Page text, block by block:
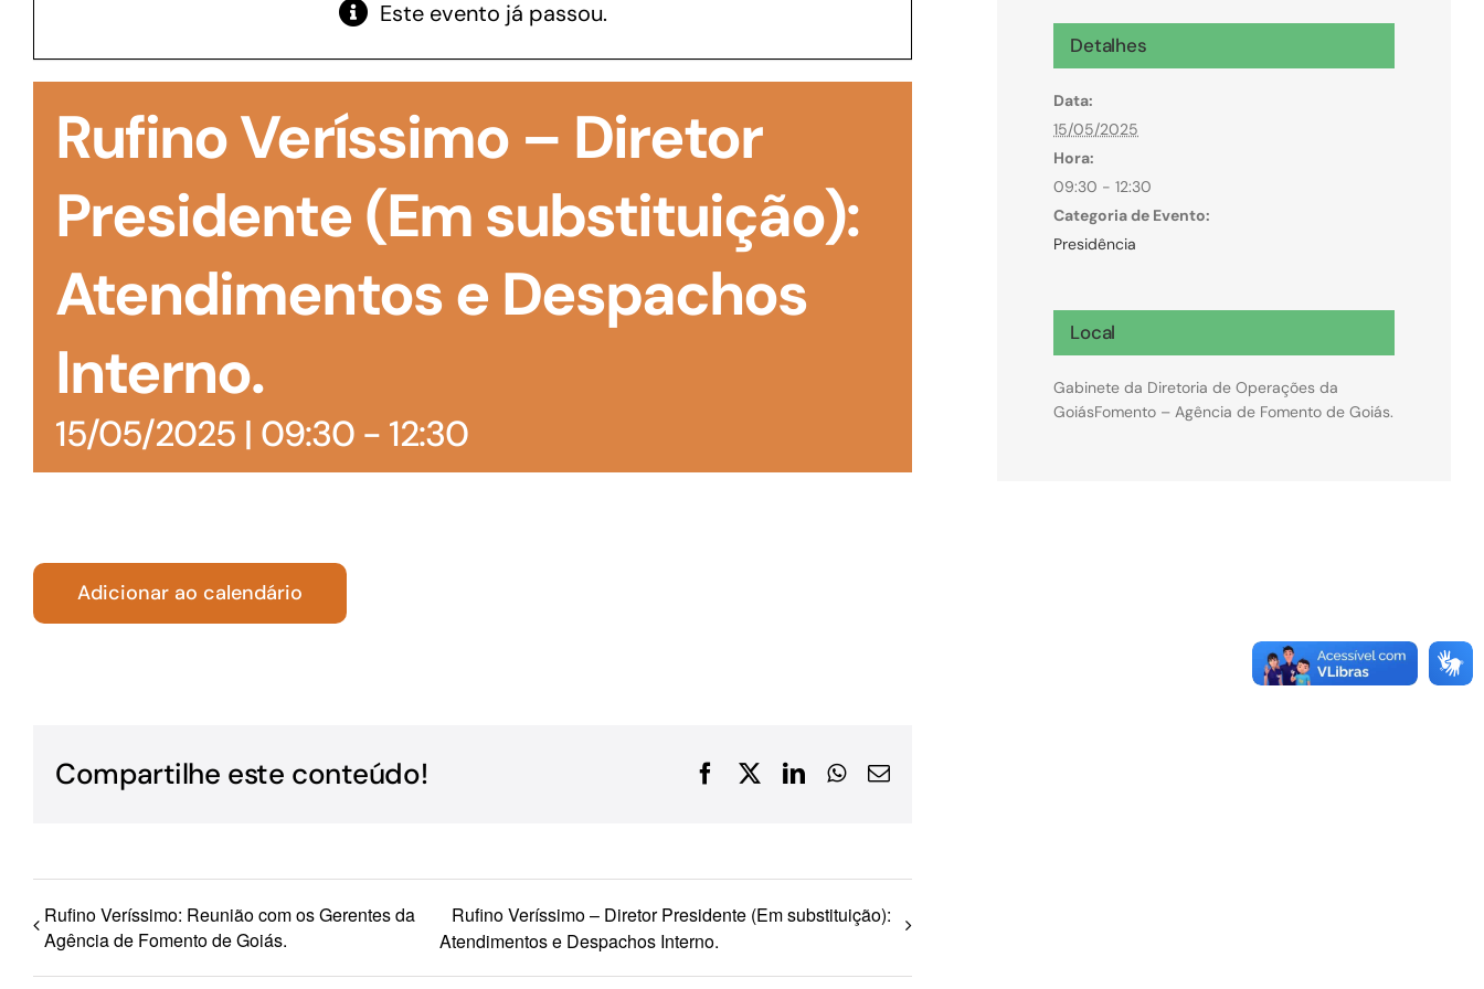
manutenção de estoques e despesas operacionais
realizar obras, dentre outros serviços
Microcrédito
Para MEI, microempresas e pessoas físicas
(feirantes e transportes)
Turismo Repasse
Este evento já passou.
Rufino Veríssimo – Diretor
Presidente (Em substituição):
Atendimentos e Despachos
Interno.
15/05/2025 | 09:30- 12:30
Adicionar ao calendário
Compartilhe este conteúdo! FacebookLinkedInWhatsApp
E-
Rufino Veríssimo: Reunião com os Gerentes da
Agência de Fomento de Goiás.
Rufino Veríssimo – Diretor Presidente (Em substituição):
Atendimentos e Despachos Interno.
Detalhes
Data:
15/05/2025
Hora:
09:30 - 12:30
Categoria de Evento:
Presidência
Local
Gabinete da Diretoria de Operações da
GoiásFomento – Agência de Fomento de Goiás.